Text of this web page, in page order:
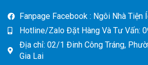
Fanpage Facebook : Ngôi Nhà Tiện
Hotline/Zalo Đặt Hàng Và Tư Vấn:
Địa chỉ: 02/1 Đinh Công Tráng,
Gia Lai